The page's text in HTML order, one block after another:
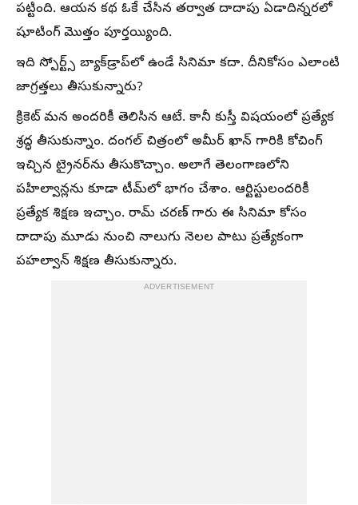
పట్టింది. ఆయన కథ ఓకే చేసిన తర్వాత దాదాపు ఏడాదిన్నరలో
షూటింగ్ మొత్తం పూర్తయ్యింది.
ఇది స్పోర్ట్స్ బ్యాక్‌డ్రాప్‌లో ఉండే సినిమా కదా. దీనికోసం ఎలాంటి
జాగ్రత్తలు తీసుకున్నారు?
క్రికెట్ మన అందరికీ తెలిసిన ఆటే. కానీ కుస్తీ విషయంలో ప్రత్యేక
శ్రద్ధ తీసుకున్నాం. దంగల్ చిత్రంలో అమీర్ ఖాన్ గారికి కోచింగ్
ఇచ్చిన ట్రైనర్‌ను తీసుకొచ్చాం. అలాగే తెలంగాణలోని
పహిల్వాన్లను కూడా టీమ్‌లో భాగం చేశాం. ఆర్టిస్టులందరికీ
ప్రత్యేక శిక్షణ ఇచ్చాం. రామ్ చరణ్ గారు ఈ సినిమా కోసం
దాదాపు మూడు నుంచి నాలుగు నెలల పాటు ప్రత్యేకంగా
పహల్వాన్ శిక్షణ తీసుకున్నారు.
ADVERTISEMENT